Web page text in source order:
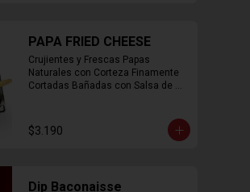
PAPA FRIED CHEESE
Crujientes y Frescas Papas
Naturales con Corteza Finamente
Cortadas Bañadas con Salsa de
$3.190
Dip Baconaisse